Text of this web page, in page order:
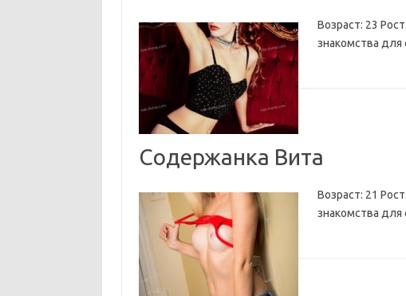
Возраст: 23
знакомства для
Содержанка Вита
Возраст: 21
знакомства для